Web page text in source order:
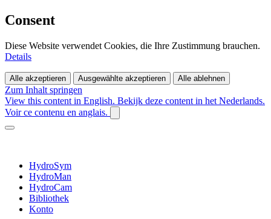
Consent
Diese Website verwendet Cookies, die Ihre Zustimmung brauchen.
Details
Alle akzeptieren Ausgewählte akzeptieren Alle ablehnen
Zum Inhalt springen
View this content in English. Bekijk deze content in het Nederlands.
Voir ce contenu en anglais.
HydroSym
HydroMan
HydroCam
Bibliothek
Konto